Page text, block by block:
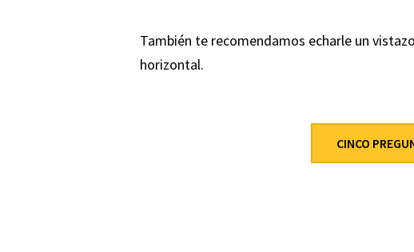
También te recomendamos echarle un
horizontal.
CINCO